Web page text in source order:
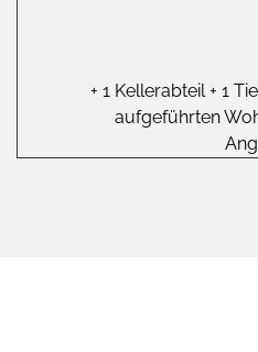
+ 1 Kellerabteil + 1
aufgeführten